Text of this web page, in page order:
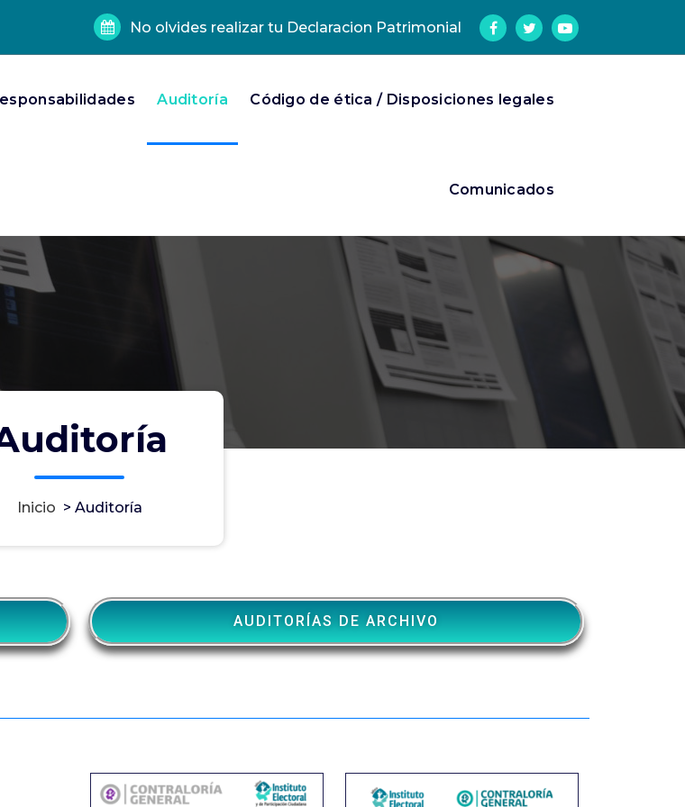
No olvides realizar tu Declaracion Patrimonial
Auditoría Código de ética / Disposiciones legales
Comunicados
Inicio > Auditoría
AUDITORÍAS DE ARCHIVO